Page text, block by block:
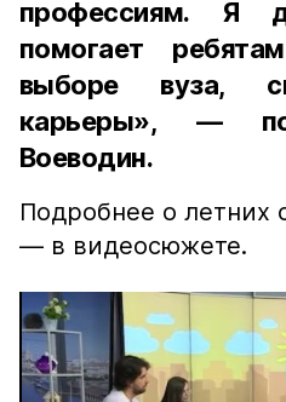
профессиям. Я
помогает
выборе вуза,
карьеры», —
Воеводин.
Подробнее о летних
— в видеосюжете.